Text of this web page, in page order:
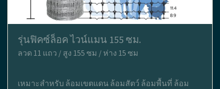
รุ่นฟิคซ์ล็อค ไวน์แมน 155 ซม.
ลวด 11 แถว / สูง 155 ซม / ห่าง 15 ซม
เหมาะสำหรับ ล้อมเขตแดน ล้อมสัตว์ ล้อมพื้นที่ ล้อม